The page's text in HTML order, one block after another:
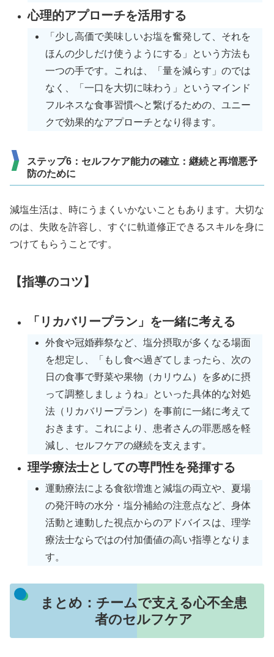
心理的アプローチを活用する
「少し高価で美味しいお塩を奮発して、それを
ほんの少しだけ使うようにする」という方法も
一つの手です。これは、「量を減らす」のでは
なく、「一口を大切に味わう」というマインド
フルネスな食事習慣へと繋げるための、ユニー
クで効果的なアプローチとなり得ます。
ステップ6：セルフケア能力の確立：継続と再増悪予
防のために
減塩生活は、時にうまくいかないこともあります。大切な
のは、失敗を許容し、すぐに軌道修正できるスキルを身に
つけてもらうことです。
【指導のコツ】
「リカバリープラン」を一緒に考える
外食や冠婚葬祭など、塩分摂取が多くなる場面
を想定し、「もし食べ過ぎてしまったら、次の
日の食事で野菜や果物（カリウム）を多めに摂
って調整しましょうね」といった具体的な対処
法（リカバリープラン）を事前に一緒に考えて
おきます。これにより、患者さんの罪悪感を軽
減し、セルフケアの継続を支えます。
理学療法士としての専門性を発揮する
運動療法による食欲増進と減塩の両立や、夏場
の発汗時の水分・塩分補給の注意点など、身体
活動と連動した視点からのアドバイスは、理学
療法士ならではの付加価値の高い指導となりま
す。
まとめ：チームで支える心不全患
者のセルフケア